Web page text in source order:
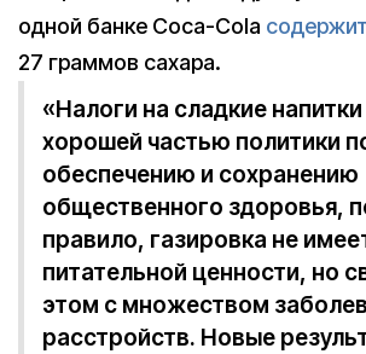
одной банке Coca-Cola
27 граммов сахара.
«Налоги на сладкие
хорошей частью политики
обеспечению и сохранению
общественного здоровья,
правило, газировка не
питательной ценности, но
этом с множеством
расстройств. Новые